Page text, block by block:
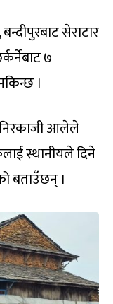
सेराटार
७
।
निरकाजी आलेले
स्थानीयले दिने
बताउँछन् ।